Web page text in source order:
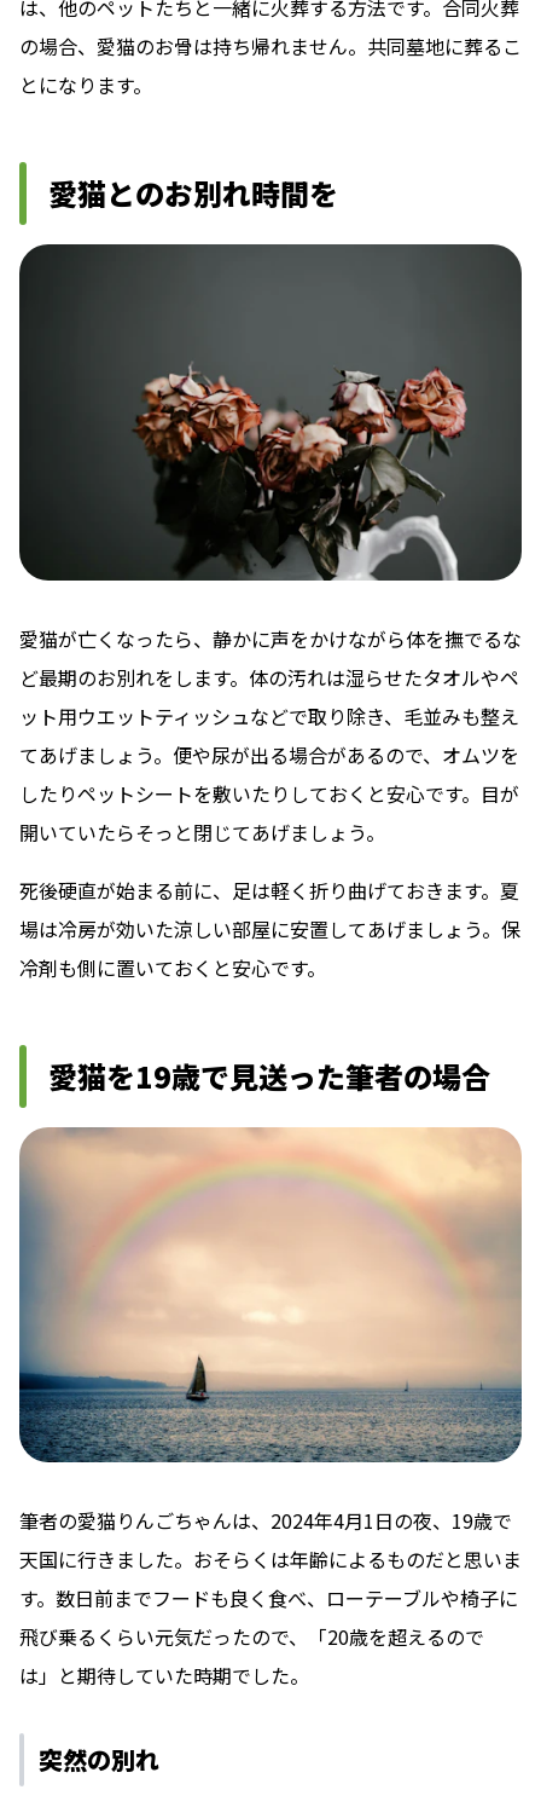
は、他のペットたちと一緒に火葬する方法です。合同火葬
の場合、愛猫のお骨は持ち帰れません。共同墓地に葬るこ
とになります。
愛猫とのお別れ時間を
愛猫が亡くなったら、静かに声をかけながら体を撫でるな
ど最期のお別れをします。体の汚れは湿らせたタオルやペ
ット用ウエットティッシュなどで取り除き、毛並みも整え
てあげましょう。便や尿が出る場合があるので、オムツを
したりペットシートを敷いたりしておくと安心です。目が
開いていたらそっと閉じてあげましょう。
死後硬直が始まる前に、足は軽く折り曲げておきます。夏
場は冷房が効いた涼しい部屋に安置してあげましょう。保
冷剤も側に置いておくと安心です。
愛猫を19歳で見送った筆者の場合
筆者の愛猫りんごちゃんは、2024年4月1日の夜、19歳で
天国に行きました。おそらくは年齢によるものだと思いま
す。数日前までフードも良く食べ、ローテーブルや椅子に
飛び乗るくらい元気だったので、「20歳を超えるので
は」と期待していた時期でした。
突然の別れ